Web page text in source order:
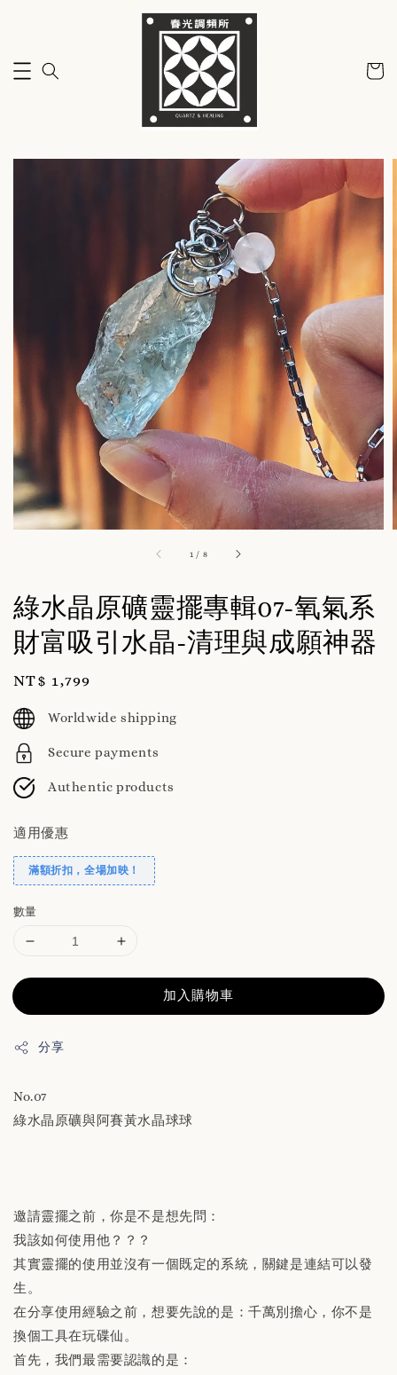
1 / 8
綠水晶原礦靈擺專輯07-氧氣系
財富吸引水晶-清理與成願神器
Regular
price
NT$ 1,799
Worldwide shipping
Secure payments
Authentic products
適用優惠
滿額折扣，全場加映！
數量
加入購物車
分享
No.07
綠水晶原礦與阿賽黃水晶球球
邀請靈擺之前，你是不是想先問：
我該如何使用他？？？
其實靈擺的使用並沒有一個既定的系統，關鍵是連結可以發
生。
在分享使用經驗之前，想要先說的是：千萬別擔心，你不是
換個工具在玩碟仙。
首先，我們最需要認識的是：